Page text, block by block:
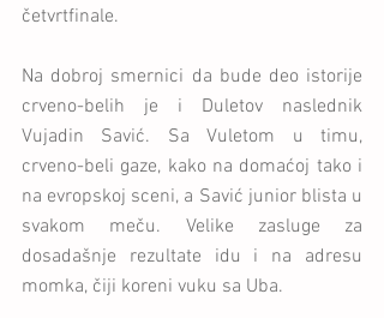
četvrtfinale.
Na dobroj smernici da bude deo istorije
crveno-belih je i Duletov naslednik
Vujadin Savić. Sa Vuletom u timu,
crveno-beli gaze, kako na domaćoj tako i
na evropskoj sceni, a Savić junior blista u
svakom meču. Velike zasluge za
dosadašnje rezultate idu i na adresu
momka, čiji koreni vuku sa Uba.